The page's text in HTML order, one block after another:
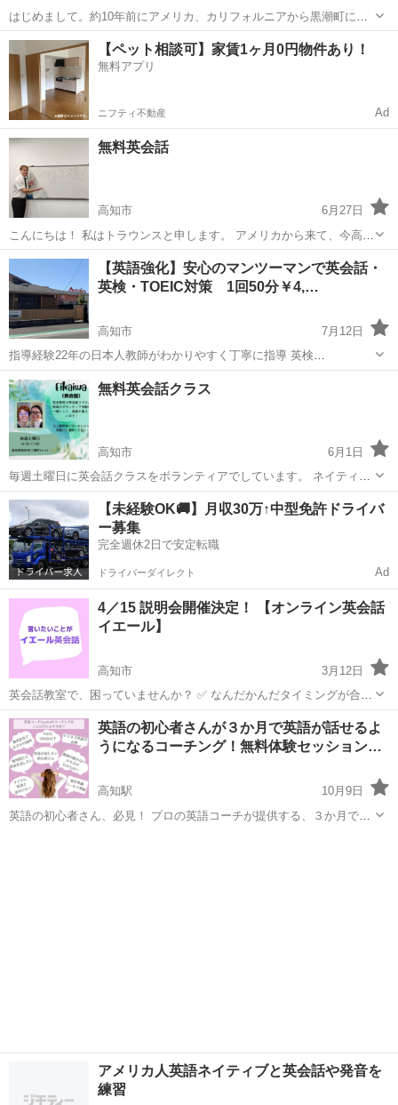
はじめまして。約10年前にアメリカ、カリフォルニアから黒潮町に移
住してきました。黒潮町上川口で英会話教室をしています。初心者の
方、大歓迎です。お会い出来るのを楽しみにしております。お気軽に
お問合せください。 グループレ...
高知 幡多郡 土佐上川口駅 英会話 初心者
【ペット相談可】家賃1ヶ月0円物件あり！
無料アプリ
ニフティ不動産 Ad
無料英会話
高知市
6月27日
こんにちは！ 私はトラウンスと申します。 アメリカから来て、今高知
市でボランティアをやっています。 英会話は毎週の土曜日16時からや
っています。 質問がある場合は連絡してください。 日本語勉強してい
るので、日本語で...
高知 高知市 英会話 無料
【英語強化】安心のマンツーマンで英会話・
英検・TOEIC対策 1回50分￥4,…
高知市
7月12日
指導経験22年の日本人教師がわかりやすく丁寧に指導 英検
®TOEIC®L&Rもマンツーマンで対応するので弱点克服、 英語のニュ
アンスや細かな質問にも対応 伸び悩み、ほかのスクールで挫折経験あ
りなど まずは...
高知 高知市 英語 TOEIC
無料英会話クラス
高知市
6月1日
毎週土曜日に英会話クラスをボランティアでしています。 ネイティブ
スピーカーと一緒に、楽しく英語を学びましょう！ 初心者、飛び入り
参加大歓迎です！友達同士大歓迎！
高知 高知市 英会話 クラス
【未経験OK🚚】月収30万↑中型免許ドライバ
ー募集
完全週休2日で安定転職
ドライバーダイレクト Ad
4／15 説明会開催決定！ 【オンライン英会話
イエール】
高知市
3月12日
英会話教室で、困っていませんか？ ✅ なんだかんだタイミングが合わ
ない ✅ テキストや会話に興味が持てない ✅ 自分のスキルが上がった
のかがわからない ✅ いつも初めましてからスタートするから、つまら
ない ...
高知 高知市 英会話 オンライン
英語の初心者さんが３か月で英語が話せるよ
うになるコーチング！無料体験セッション…
高知駅
10月9日
英語の初心者さん、必見！ プロの英語コーチが提供する、３か月で必
アメリカ人英語ネイティブと英会話や発音を
練習